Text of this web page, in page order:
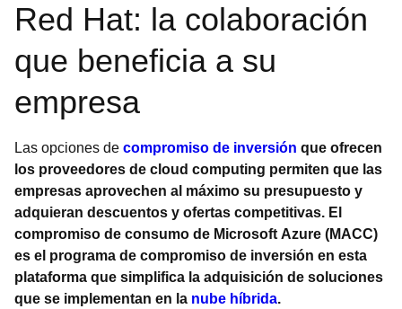
Red Hat: la colaboración
que beneficia a su
empresa
Las opciones de compromiso de inversión que ofrecen
los proveedores de cloud computing permiten que las
empresas aprovechen al máximo su presupuesto y
adquieran descuentos y ofertas competitivas. El
compromiso de consumo de Microsoft Azure (MACC)
es el programa de compromiso de inversión en esta
plataforma que simplifica la adquisición de soluciones
que se implementan en la nube híbrida.